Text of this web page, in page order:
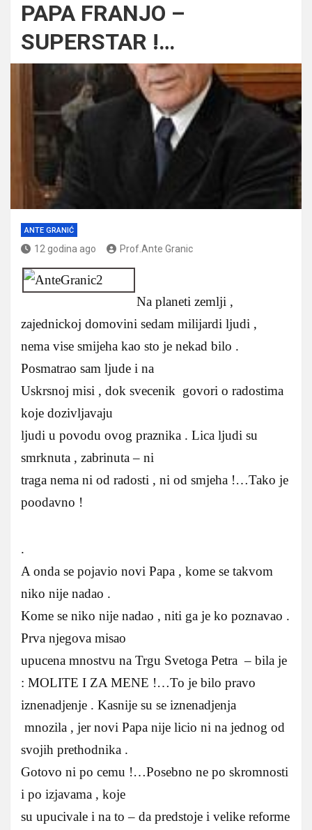
PAPA FRANJO –
SUPERSTAR !…
ANTE GRANIĆ
12 godina ago Prof.Ante Granic
Na planeti zemlji ,
zajednickoj domovini sedam milijardi ljudi ,
nema vise smijeha kao sto je nekad bilo .
Posmatrao sam ljude i na
Uskrsnoj misi , dok svecenik govori o radostima
koje dozivljavaju
ljudi u povodu ovog praznika . Lica ljudi su
smrknuta , zabrinuta – ni
traga nema ni od radosti , ni od smjeha !…Tako je
poodavno !
.
A onda se pojavio novi Papa , kome se takvom
niko nije nadao .
Kome se niko nije nadao , niti ga je ko poznavao .
Prva njegova misao
upucena mnostvu na Trgu Svetoga Petra – bila je
: MOLITE I ZA MENE !…To je bilo pravo
iznenadjenje . Kasnije su se iznenadjenja
mnozila , jer novi Papa nije licio ni na jednog od
svojih prethodnika .
Gotovo ni po cemu !…Posebno ne po skromnosti
i po izjavama , koje
su upucivale i na to – da predstoje i velike reforme